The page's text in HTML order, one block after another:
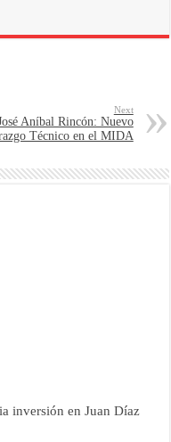
Next
Aníbal Rincón: Nuevo
Técnico en el MIDA
inversión en Juan Díaz